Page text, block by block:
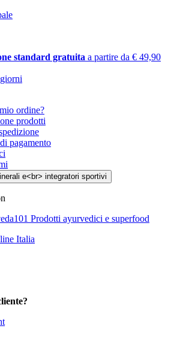
standard gratuita a partire da € 49,90
ordine?
prodotti
pagamento
Prodotti ayurvedici e superfood